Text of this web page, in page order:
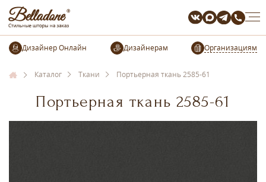
Организациям
Каталог Ткани Портьерная ткань 2585-61
Портьерная ткань 2585-61